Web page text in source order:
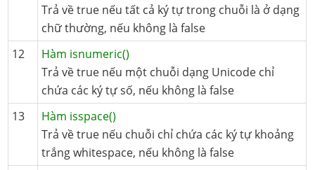
Trả về true nếu tất cả ký tự trong chuỗi là ở dạng
chữ thường, nếu không là false
12
Hàm isnumeric()
Trả về true nếu một chuỗi dạng Unicode chỉ
chứa các ký tự số, nếu không là false
13
Hàm isspace()
Trả về true nếu chuỗi chỉ chứa các ký tự khoảng
trắng whitespace, nếu không là false